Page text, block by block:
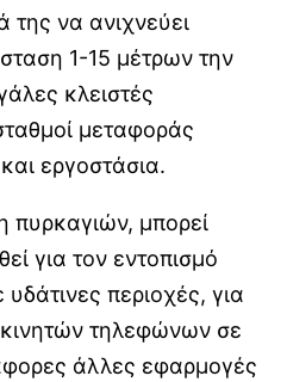
της να ανιχνεύει
1-15 μέτρων την
κλειστές
μεταφοράς
εργοστάσια.
πυρκαγιών, μπορεί
για τον εντοπισμό
περιοχές, για
τηλεφώνων σε
άλλες εφαρμογές